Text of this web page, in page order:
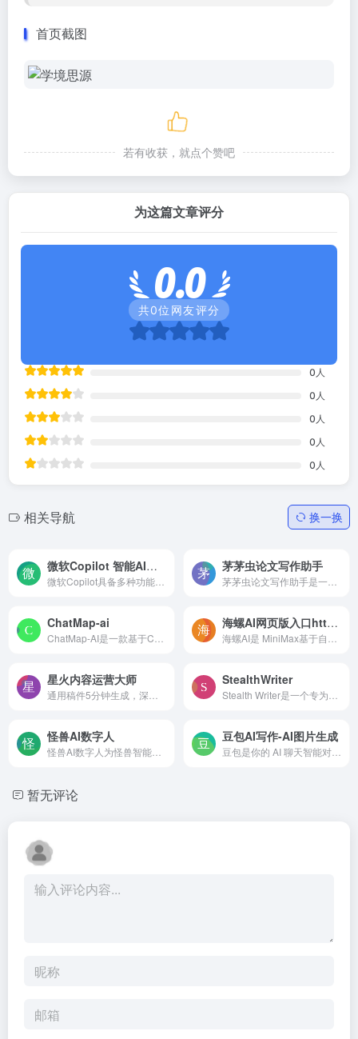
首页截图
若有收获，就点个赞吧
为这篇文章评分
0.0
共0位网友评分
0 人
0 人
0 人
0 人
0 人
相关导航 换一换
微软Copilot 智能AI助手 茅茅虫论文写作助手
ChatMap-ai 海螺AI网页版入口http://hailuoai.com
星火内容运营大师 StealthWriter
怪兽AI数字人 豆包AI写作-AI图片生成
暂无评论